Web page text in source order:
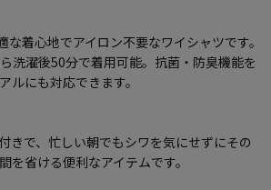
着心地でアイロン不要なワイシャツです。
洗濯後50分で着用可能。抗菌・防臭機能を
ルにも対応できます。
きで、忙しい朝でもシワを気にせずにその
を省ける便利なアイテムです。